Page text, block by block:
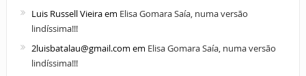
Luis Russell Vieiraem Elisa Gomara Saía, numa versão
lindíssima!!!
2luisbatalau@gmail.com em Elisa Gomara Saía, numa versão
lindíssima!!!